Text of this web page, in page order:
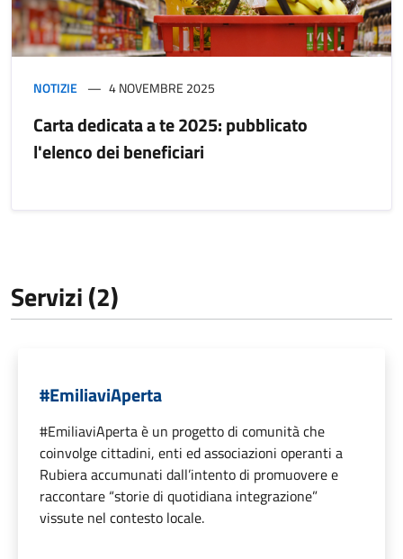
NOTIZIE 4 NOVEMBRE 2025
Carta dedicata a te 2025: pubblicato
l'elenco dei beneficiari
Servizi (2)
#EmiliaviAperta
#EmiliaviAperta è un progetto di comunità che
coinvolge cittadini, enti ed associazioni operanti a
Rubiera accumunati dall’intento di promuovere e
raccontare “storie di quotidiana integrazione”
vissute nel contesto locale.